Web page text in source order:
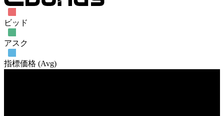
ビッド
アスク
指標価格 (Avg)